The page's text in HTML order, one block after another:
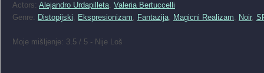
Actors: Alejandro Urdapilleta, Valeria Bertuccelli
Genre: Distopijski, Ekspresionizam, Fantazija, Magicni Realizam, Noir,
Moje mišljenje: 3.5 / 5 - Nije Loš